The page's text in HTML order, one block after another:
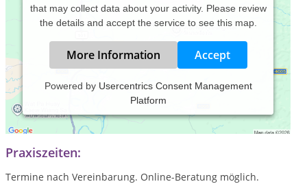
that may collect data about your activity. Please review
the details and accept the service to see this map.
More Information Accept
Powered by Usercentrics Consent Management
Platform
Privatpraxis für Psychotherapie in Braunschweig (auf
Selbstzahler-Basis)
Praxiszeiten:
Termine nach Vereinbarung. Online-Beratung möglich.